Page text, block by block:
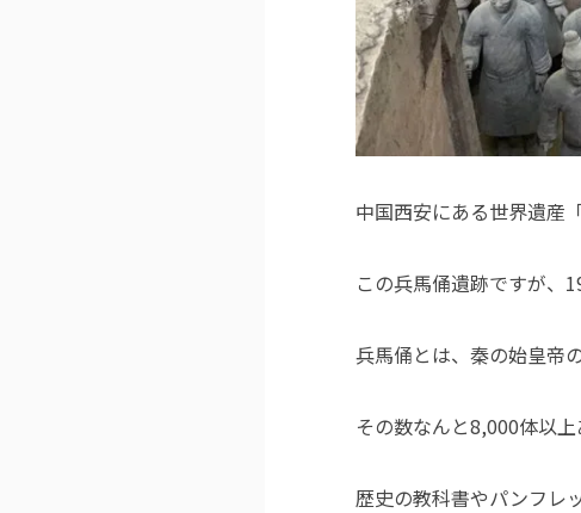
中国西安にある世界遺産
この兵馬俑遺跡ですが、
兵馬俑とは、秦の始皇帝
その数なんと8,000体以
歴史の教科書やパンフレ